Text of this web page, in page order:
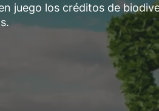
juego los créditos de